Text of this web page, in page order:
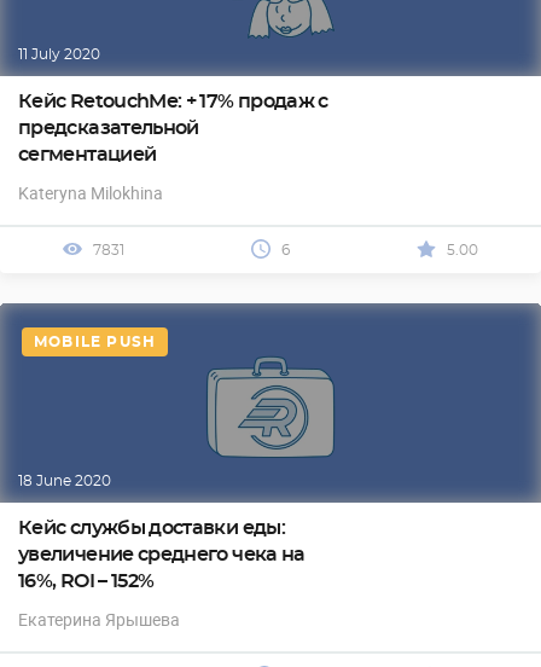
11 July 2020
Кейс RetouchMe: + 17% продаж с
предсказательной
сегментацией
Kateryna Milokhina
7831 6 5.00
MOBILE PUSH
18 June 2020
Кейс службы доставки еды:
увеличение среднего чека на
16%, ROI – 152%
Екатерина Ярышева